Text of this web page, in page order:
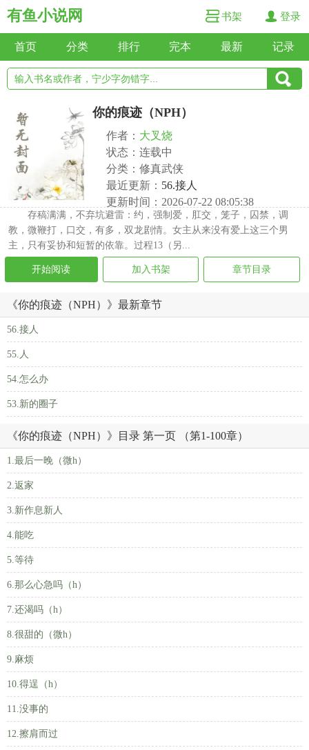
有鱼小说网 书架 登录
首页 分类 排行 完本 最新 记录
你的痕迹（NPH）
作者： 大叉烧
状态：连载中
分类：修真武侠
最近更新： 56.接人
更新时间：2026-07-22 08:05:38
存稿满满，不弃坑避雷：约，强制爱，肛交，笼子，囚禁，调
教，微鞭打，口交，有多，双龙剧情。女主从来没有爱上这三个男
主，只有妥协和短暂的依靠。过程13（另...
开始阅读 加入书架 章节目录
《你的痕迹（NPH）》最新章节
56.接人
55.人
54.怎么办
53.新的圈子
《你的痕迹（NPH）》目录 第一页 （第1-100章）
1.最后一晚（微h）
2.返家
3.新作息新人
4.能吃
5.等待
6.那么心急吗（h）
7.还渴吗（h）
8.很甜的（微h）
9.麻烦
10.得逞（h）
11.没事的
12.擦肩而过